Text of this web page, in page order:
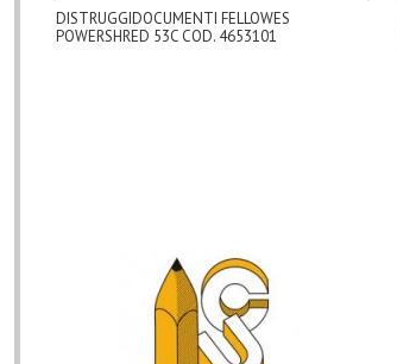
DISTRUGGIDOCUMENTI FELLOWES
POWERSHRED 53C COD. 4653101